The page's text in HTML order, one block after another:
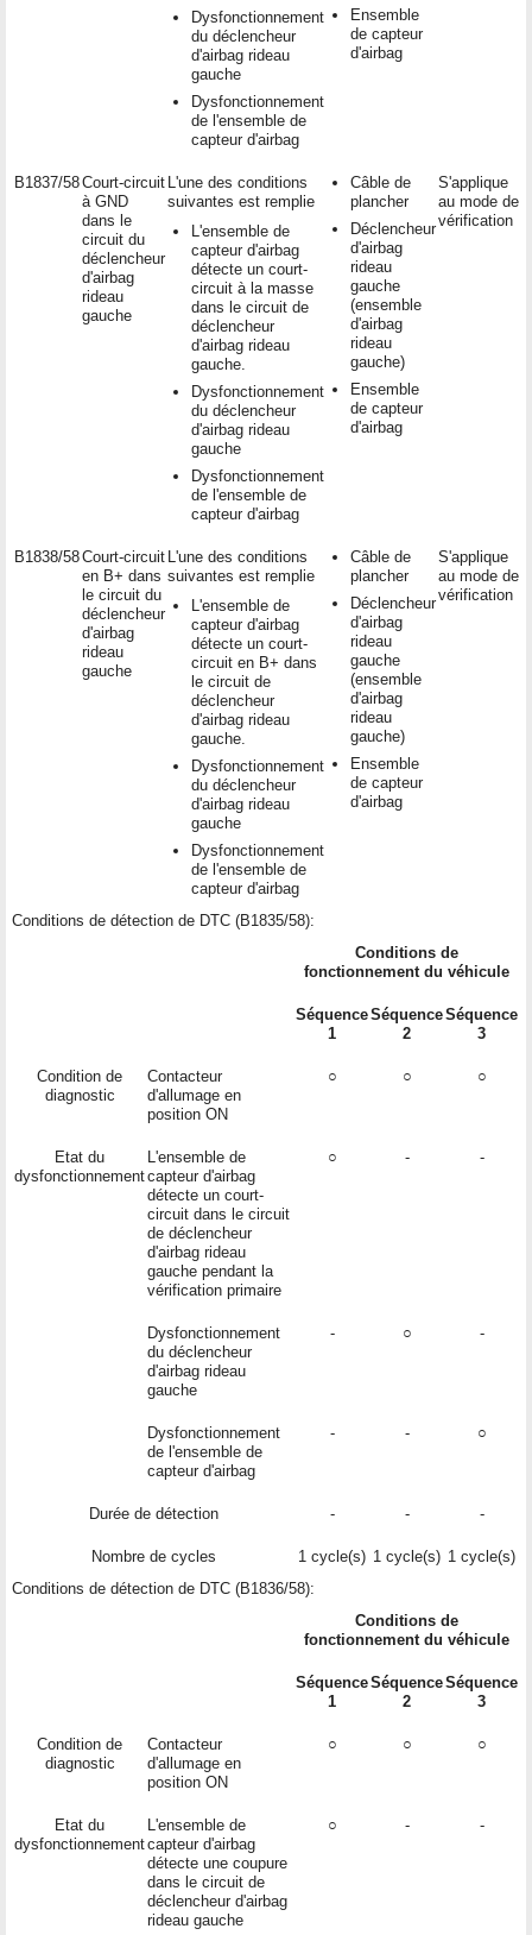
Dysfonctionnement
du déclencheur
d'airbag rideau
gauche
Dysfonctionnement
de l'ensemble de
capteur d'airbag
Ensemble
de capteur
d'airbag
B1837/58Court-circuit
à GND
dans le
circuit du
déclencheur
d'airbag
rideau
gauche
L'une des conditions
suivantes est remplie
L'ensemble de
capteur d'airbag
détecte un court-
circuit à la masse
dans le circuit de
déclencheur
d'airbag rideau
gauche.
Dysfonctionnement
du déclencheur
d'airbag rideau
gauche
Dysfonctionnement
de l'ensemble de
capteur d'airbag
Câble de
plancher
Déclencheur
d'airbag
rideau
gauche
(ensemble
d'airbag
rideau
gauche)
Ensemble
de capteur
d'airbag
S'applique
au mode de
vérification
B1838/58Court-circuit
en B+ dans
le circuit du
déclencheur
d'airbag
rideau
gauche
L'une des conditions
suivantes est remplie
L'ensemble de
capteur d'airbag
détecte un court-
circuit en B+ dans
le circuit de
déclencheur
d'airbag rideau
gauche.
Dysfonctionnement
du déclencheur
d'airbag rideau
gauche
Dysfonctionnement
de l'ensemble de
capteur d'airbag
Câble de
plancher
Déclencheur
d'airbag
rideau
gauche
(ensemble
d'airbag
rideau
gauche)
Ensemble
de capteur
d'airbag
S'applique
au mode de
vérification
Conditions de détection de DTC (B1835/58):
Conditions de
fonctionnement du véhicule
Séquence
1
Séquence
2
Séquence
3
Condition de
diagnostic
Contacteur
d'allumage en
position ON
○ ○ ○
Etat du
dysfonctionnement
L'ensemble de
capteur d'airbag
détecte un court-
circuit dans le circuit
de déclencheur
d'airbag rideau
gauche pendant la
vérification primaire
○ - -
Dysfonctionnement
du déclencheur
d'airbag rideau
gauche
- ○ -
Dysfonctionnement
de l'ensemble de
capteur d'airbag
- - ○
Durée de détection - - -
Nombre de cycles 1 cycle(s) 1 cycle(s) 1 cycle(s)
Conditions de détection de DTC (B1836/58):
Conditions de
fonctionnement du véhicule
Séquence
1
Séquence
2
Séquence
3
Condition de
diagnostic
Contacteur
d'allumage en
position ON
○ ○ ○
Etat du
dysfonctionnement
L'ensemble de
capteur d'airbag
détecte une coupure
dans le circuit de
déclencheur d'airbag
rideau gauche
○ - -